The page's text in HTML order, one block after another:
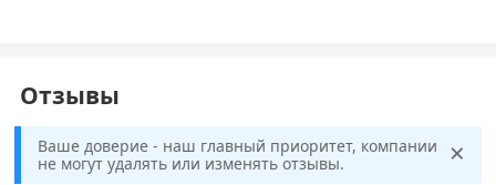
Отзывы
Ваше доверие - наш главный приоритет, компании
не могут удалять или изменять отзывы.
×